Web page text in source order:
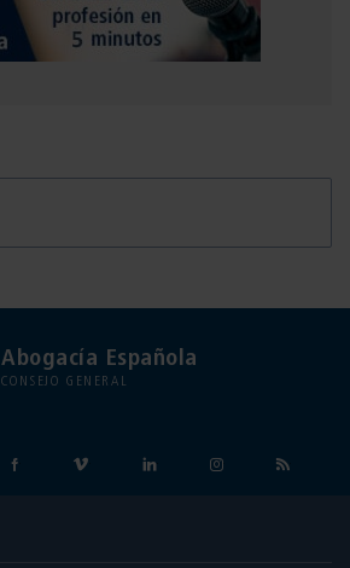
Abogacía Española
CONSEJO GENERAL